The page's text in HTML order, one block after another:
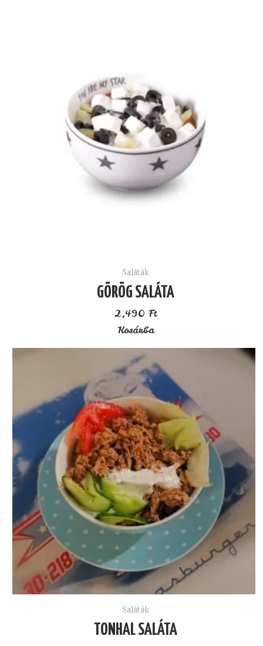
Saláták
GÖRÖG SALÁTA
2,490 Ft
Kosárba
Saláták
TONHAL SALÁTA